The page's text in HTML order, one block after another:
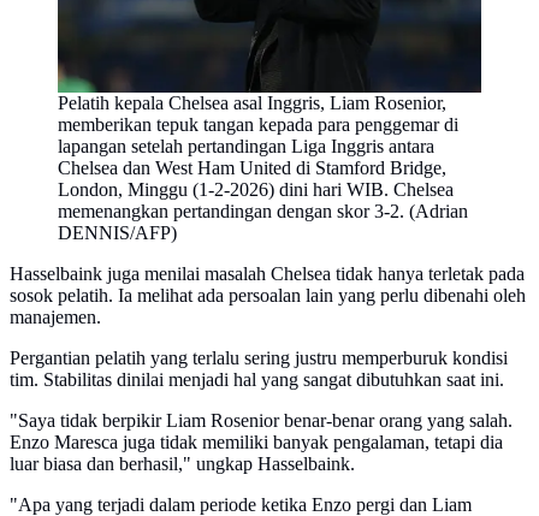
Pelatih kepala Chelsea asal Inggris, Liam Rosenior,
memberikan tepuk tangan kepada para penggemar di
lapangan setelah pertandingan Liga Inggris antara
Chelsea dan West Ham United di Stamford Bridge,
London, Minggu (1-2-2026) dini hari WIB. Chelsea
memenangkan pertandingan dengan skor 3-2. (Adrian
DENNIS/AFP)
Hasselbaink juga menilai masalah Chelsea tidak hanya terletak pada
sosok pelatih. Ia melihat ada persoalan lain yang perlu dibenahi oleh
manajemen.
Pergantian pelatih yang terlalu sering justru memperburuk kondisi
tim. Stabilitas dinilai menjadi hal yang sangat dibutuhkan saat ini.
"Saya tidak berpikir Liam Rosenior benar-benar orang yang salah.
Enzo Maresca juga tidak memiliki banyak pengalaman, tetapi dia
luar biasa dan berhasil," ungkap Hasselbaink.
"Apa yang terjadi dalam periode ketika Enzo pergi dan Liam